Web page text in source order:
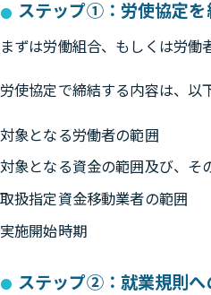
ステップ①：労使協定を
まずは労働組合、もしくは労
労使協定で締結する内容は、以
対象となる労働者の範囲
対象となる資金の範囲及び、そ
取扱指定資金移動業者の範囲
実施開始時期
ステップ②：就業規則へ